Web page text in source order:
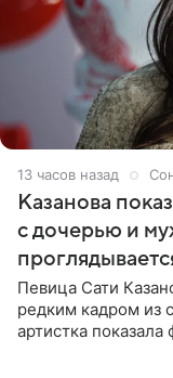
13 часов назад
Казанова
с дочерью и
Певица Сати
редким кадром из
артистка